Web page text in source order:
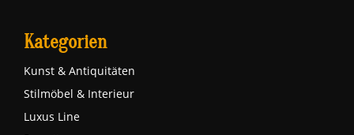
Kategorien
Kunst & Antiquitäten
Stilmöbel & Interieur
Luxus Line